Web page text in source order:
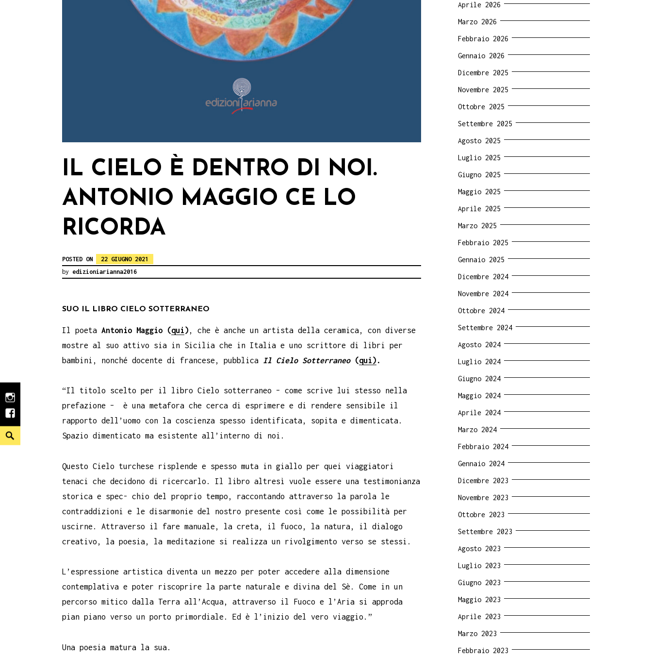
instagram
facebook
Search
IL CIELO È DENTRO DI NOI.
ANTONIO MAGGIO CE LO
RICORDA
POSTED ON
22 GIUGNO 2021
by edizioniarianna2016
SUO IL LIBRO CIELO SOTTERRANEO
Il poeta Antonio Maggio (qui) , che è anche un artista della ceramica, con diverse
mostre al suo attivo sia in Sicilia che in Italia e uno scrittore di libri per
bambini, nonché docente di francese, pubblica Il Cielo Sotterraneo (qui) .
“Il titolo scelto per il libro Cielo sotterraneo – come scrive lui stesso nella
prefazione – è una metafora che cerca di esprimere e di rendere sensibile il
rapporto dell’uomo con la coscienza spesso identificata, sopita e dimenticata.
Spazio dimenticato ma esistente all’interno di noi.
Questo Cielo turchese risplende e spesso muta in giallo per quei viaggiatori
tenaci che decidono di ricercarlo. Il libro altresì vuole essere una testimonianza
storica e spec- chio del proprio tempo, raccontando attraverso la parola le
contraddizioni e le disarmonie del nostro presente così come le possibilità per
uscirne. Attraverso il fare manuale, la creta, il fuoco, la natura, il dialogo
creativo, la poesia, la meditazione si realizza un rivolgimento verso se stessi.
L’espressione artistica diventa un mezzo per poter accedere alla dimensione
contemplativa e poter riscoprire la parte naturale e divina del Sè. Come in un
percorso mitico dalla Terra all’Acqua, attraverso il Fuoco e l’Aria si approda
pian piano verso un porto primordiale. Ed è l’inizio del vero viaggio.”
Una poesia matura la sua.
Aprile 2026
Marzo 2026
Febbraio 2026
Gennaio 2026
Dicembre 2025
Novembre 2025
Ottobre 2025
Settembre 2025
Agosto 2025
Luglio 2025
Giugno 2025
Maggio 2025
Aprile 2025
Marzo 2025
Febbraio 2025
Gennaio 2025
Dicembre 2024
Novembre 2024
Ottobre 2024
Settembre 2024
Agosto 2024
Luglio 2024
Giugno 2024
Maggio 2024
Aprile 2024
Marzo 2024
Febbraio 2024
Gennaio 2024
Dicembre 2023
Novembre 2023
Ottobre 2023
Settembre 2023
Agosto 2023
Luglio 2023
Giugno 2023
Maggio 2023
Aprile 2023
Marzo 2023
Febbraio 2023